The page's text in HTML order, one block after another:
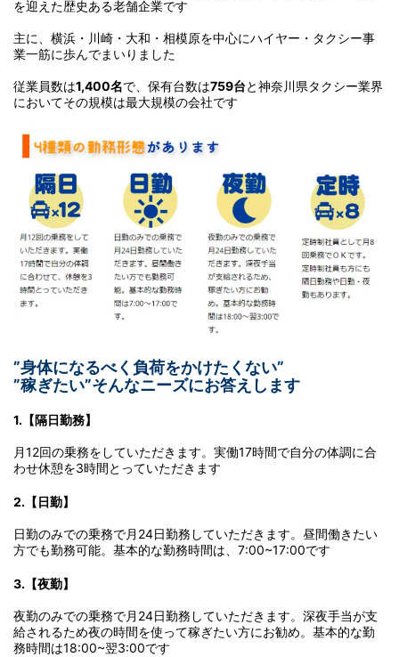
を迎えた歴史ある老舗企業です
主に、横浜・川崎・大和・相模原を中心にハイヤー・タクシー事
業一筋に歩んでまいりました
従業員数は1,400名で、保有台数は759台と神奈川県タクシー業界
においてその規模は最大規模の会社です
”身体になるべく負荷をかけたくない”
”稼ぎたい”そんなニーズにお答えします
1.【隔日勤務】
月12回の乗務をしていただきます。実働17時間で自分の体調に合
わせ休憩を3時間とっていただきます
2.【日勤】
日勤のみでの乗務で月24日勤務していただきます。昼間働きたい
方でも勤務可能。基本的な勤務時間は、7:00~17:00です
3.【夜勤】
夜勤のみでの乗務で月24日勤務していただきます。深夜手当が支
給されるため夜の時間を使って稼ぎたい方にお勧め。基本的な勤
務時間は18:00~翌3:00です